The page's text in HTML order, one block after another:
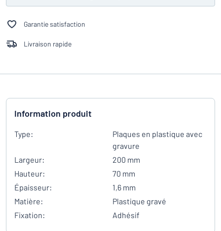
Garantie satisfaction
Livraison rapide
Information produit
Type:
Plaques en plastique avec
gravure
Largeur:
200 mm
Hauteur:
70 mm
Épaisseur:
1,6 mm
Matière:
Plastique gravé
Fixation:
Adhésif